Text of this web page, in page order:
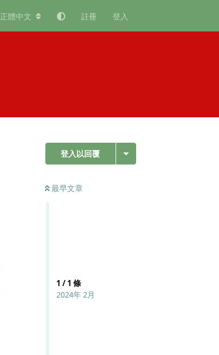
正體中文 註冊 登入
登入以回覆
最早文章
1 /1 條
2024年 2月